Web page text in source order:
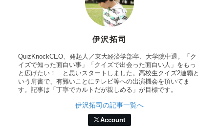
伊沢拓司
QuizKnockCEO、発起人／東大経済学部卒、大学院中退。「ク
イズで知った面白い事」「クイズで出会った面白い人」をもっ
と広げたい！ と思いスタートしました。高校生クイズ2連覇と
いう肩書で、有難いことにテレビ等への出演機会を頂いてま
す。記事は「丁寧でカルトだが親しめる」が目標です。
伊沢拓司の記事一覧へ
Account